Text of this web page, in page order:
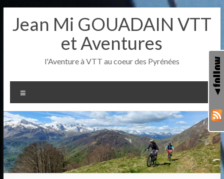
contenu
Jean Mi GOUADAIN VTT
et Aventures
l'Aventure à VTT au coeur des Pyrénées